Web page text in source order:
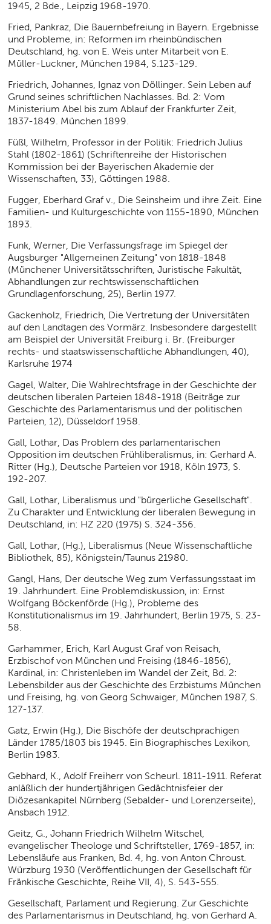
1945, 2 Bde., Leipzig 1968-1970.
Fried, Pankraz, Die Bauernbefreiung in Bayern. Ergebnisse
und Probleme, in: Reformen im rheinbündischen
Deutschland, hg. von E. Weis unter Mitarbeit von E.
Müller-Luckner, München 1984, S.123-129.
Friedrich, Johannes, Ignaz von Döllinger. Sein Leben auf
Grund seines schriftlichen Nachlasses. Bd. 2: Vom
Ministerium Abel bis zum Ablauf der Frankfurter Zeit,
1837-1849. München 1899.
Füßl, Wilhelm, Professor in der Politik: Friedrich Julius
Stahl (1802-1861) (Schriftenreihe der Historischen
Kommission bei der Bayerischen Akademie der
Wissenschaften, 33), Göttingen 1988.
Fugger, Eberhard Graf v., Die Seinsheim und ihre Zeit. Eine
Familien- und Kulturgeschichte von 1155-1890, München
1893.
Funk, Werner, Die Verfassungsfrage im Spiegel der
Augsburger "Allgemeinen Zeitung" von 1818-1848
(Münchener Universitätsschriften, Juristische Fakultät,
Abhandlungen zur rechtswissenschaftlichen
Grundlagenforschung, 25), Berlin 1977.
Gackenholz, Friedrich, Die Vertretung der Universitäten
auf den Landtagen des Vormärz. Insbesondere dargestellt
am Beispiel der Universität Freiburg i. Br. (Freiburger
rechts- und staatswissenschaftliche Abhandlungen, 40),
Karlsruhe 1974
Gagel, Walter, Die Wahlrechtsfrage in der Geschichte der
deutschen liberalen Parteien 1848-1918 (Beiträge zur
Geschichte des Parlamentarismus und der politischen
Parteien, 12), Düsseldorf 1958.
Gall, Lothar, Das Problem des parlamentarischen
Opposition im deutschen Frühliberalismus, in: Gerhard A.
Ritter (Hg.), Deutsche Parteien vor 1918, Köln 1973, S.
192-207.
Gall, Lothar, Liberalismus und "bürgerliche Gesellschaft".
Zu Charakter und Entwicklung der liberalen Bewegung in
Deutschland, in: HZ 220 (1975) S. 324-356.
Gall, Lothar, (Hg.), Liberalismus (Neue Wissenschaftliche
Bibliothek, 85), Königstein/Taunus 21980.
Gangl, Hans, Der deutsche Weg zum Verfassungsstaat im
19. Jahrhundert. Eine Problemdiskussion, in: Ernst
Wolfgang Böckenförde (Hg.), Probleme des
Konstitutionalismus im 19. Jahrhundert, Berlin 1975, S. 23-
58.
Garhammer, Erich, Karl August Graf von Reisach,
Erzbischof von München und Freising (1846-1856),
Kardinal, in: Christenleben im Wandel der Zeit, Bd. 2:
Lebensbilder aus der Geschichte des Erzbistums München
und Freising, hg. von Georg Schwaiger, München 1987, S.
127-137.
Gatz, Erwin (Hg.), Die Bischöfe der deutschprachigen
Länder 1785/1803 bis 1945. Ein Biographisches Lexikon,
Berlin 1983.
Gebhard, K., Adolf Freiherr von Scheurl. 1811-1911. Referat
anläßlich der hundertjährigen Gedächtnisfeier der
Diözesankapitel Nürnberg (Sebalder- und Lorenzerseite),
Ansbach 1912.
Geitz, G., Johann Friedrich Wilhelm Witschel,
evangelischer Theologe und Schriftsteller, 1769-1857, in:
Lebensläufe aus Franken, Bd. 4, hg. von Anton Chroust.
Würzburg 1930 (Veröffentlichungen der Gesellschaft für
Fränkische Geschichte, Reihe VII, 4), S. 543-555.
Gesellschaft, Parlament und Regierung. Zur Geschichte
des Parlamentarismus in Deutschland, hg. von Gerhard A.